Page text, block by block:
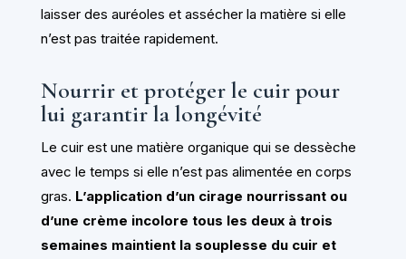
laisser des auréoles et assécher la matière si elle
n’est pas traitée rapidement.
Nourrir et protéger le cuir pour
lui garantir la longévité
Le cuir est une matière organique qui se dessèche
avec le temps si elle n’est pas alimentée en corps
gras. L’application d’un cirage nourrissant ou
d’une crème incolore tous les deux à trois
semaines maintient la souplesse du cuir et